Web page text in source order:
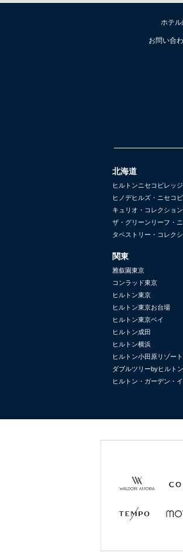
ホテ
お問い合
北海道
ヒルトンニセコビレッジ
ヒノデヒルズ・ニセコ
キュリオ・コレクショ
ザ・グリーンリーフ・
タペストリー・コレク
関東
雅叙園東京
コンラッド東京
ヒルトン東京
ヒルトン東京お台場
ヒルトン東京ベイ
ヒルトン成田
ヒルトン横浜
ヒルトン小田原リゾー
ダブルツリーbyヒルト
ヒルトン・ガーデン・
Astoria
Hotels &